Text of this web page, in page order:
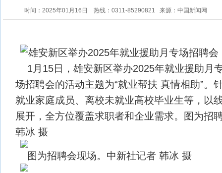
时间：2025年01月16日 热线：0311-85290821 来源：中国新闻网
1月15日，雄安新区举办2025年就业援助月
场招聘会的活动主题为“就业帮扶 真情相助”。
就业家庭成员、离校未就业高校毕业生等，以
展开，全方位覆盖求职者和企业需求。图为招
韩冰 摄
图为招聘会现场。中新社记者 韩冰 摄